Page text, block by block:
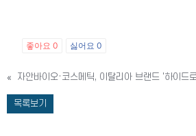
좋아요 0 싫어요 0
« 자안바이오·코스메틱, 이탈리아 브랜드 '하이드
목록보기